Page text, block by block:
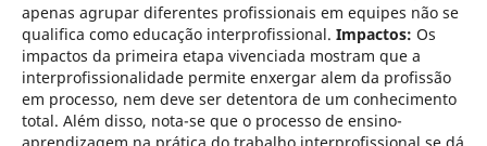
apenas agrupar diferentes profissionais em equipes não se
qualifica como educação interprofissional. Impactos: Os
impactos da primeira etapa vivenciada mostram que a
interprofissionalidade permite enxergar alem da profissão
em processo, nem deve ser detentora de um conhecimento
total. Além disso, nota-se que o processo de ensino-